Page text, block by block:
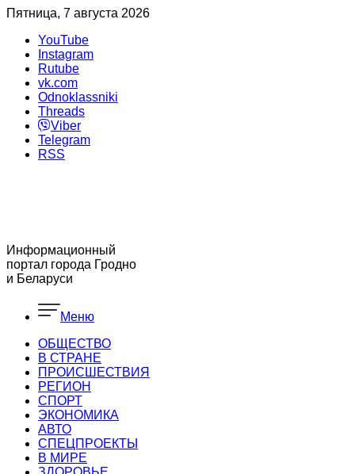
Пятница, 7 августа 2026
YouTube
Instagram
Rutube
vk.com
Odnoklassniki
Threads
Viber
Telegram
RSS
Информационный
портал города Гродно
и Беларуси
Меню
ОБЩЕСТВО
В СТРАНЕ
ПРОИСШЕСТВИЯ
РЕГИОН
CПОРТ
ЭКОНОМИКА
АВТО
СПЕЦПРОЕКТЫ
В МИРЕ